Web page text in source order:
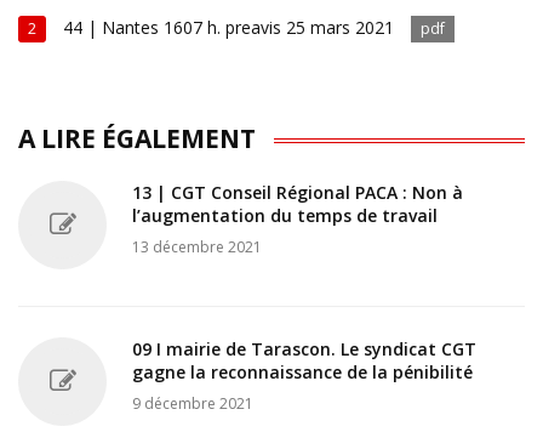
2 44 | Nantes 1607 h. preavis 25 mars 2021 pdf
A LIRE ÉGALEMENT
13 | CGT Conseil Régional PACA : Non à
l’augmentation du temps de travail
13 décembre 2021
09 I mairie de Tarascon. Le syndicat CGT
gagne la reconnaissance de la pénibilité
9 décembre 2021